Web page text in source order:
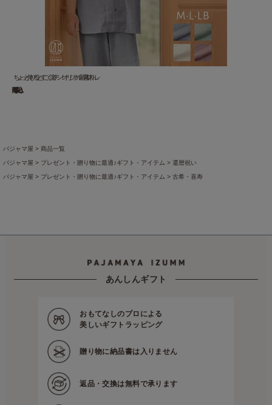
ちょっと伸びるとすごく楽チン！オリジナル新素材 ストレ...
15,950 円(税込)
パジャマ屋 商品一覧
パジャマ屋 プレゼント・贈り物に最適♪ギフト・アイテム 還暦祝い
パジャマ屋 プレゼント・贈り物に最適♪ギフト・アイテム 古希・喜寿
プレゼント・贈り物に最適♪ギフト・アイテム お中元・暑中見舞
プレゼント・贈り物に最適♪ギフト・アイテム
あんしんギフト
おもてなしのプロによる
美しいギフトラッピング
贈り物に納品書は入りません
返品・交換は無料で承ります